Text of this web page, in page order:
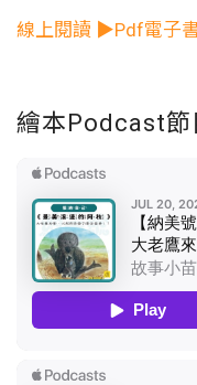
線上閱讀 ▶Pdf電子
繪本Podcast節